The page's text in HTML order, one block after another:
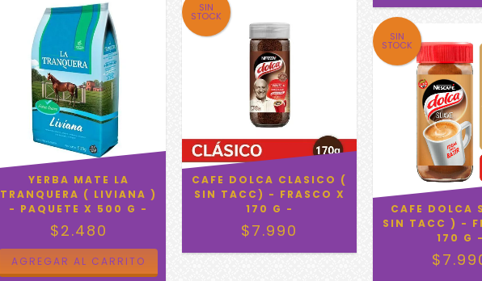
YERBA MATE LA
TRANQUERA ( LIVIANA )
- PAQUETE X 500 G -
$2.480
SIN
STOCK
CAFE DOLCA CLASICO (
SIN TACC) - FRASCO X
170 G -
$7.990
SIN
STOCK
CAFE DOLCA
SIN TACC ) -
170 G -